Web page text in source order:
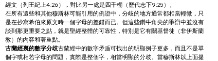
經文（列王紀上4:26），對比另一處是四千棚（歷代志下9:25）。
在所有這些和其他穆斯林可能引用的例證中，分歧的地方通常都相當輕微，只
是在抄寫希伯來原文時一個字母的差錯而已。但這些鑽牛角尖的爭辯中並沒有
談到那更重要之點，就是聖經整體的可靠性，特別是它有關基督徒（非伊斯蘭
教）的內容和著重點。
古蘭經裏的數字分歧古蘭經中的數字矛盾可找出的明顯例子更多，而且不是單
個字或相若字母的問題，實際是整個字，相當明顯的分歧。當穆斯林以上面提